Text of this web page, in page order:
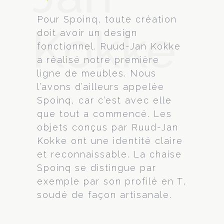
Kokke
Pour Spoinq, toute création
doit avoir un design
fonctionnel. Ruud-Jan Kokke
a réalisé notre première
ligne de meubles. Nous
l’avons d’ailleurs appelée
Spoinq, car c’est avec elle
que tout a commencé. Les
objets conçus par Ruud-Jan
Kokke ont une identité claire
et reconnaissable. La chaise
Spoinq se distingue par
exemple par son profilé en T,
soudé de façon artisanale.